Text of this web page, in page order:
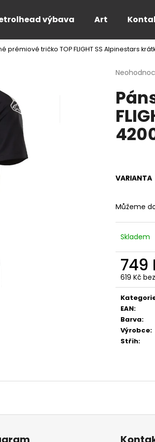
výbava Art
prémiové tričko TOP FLIGHT SS Alpinestars
Průměrné
produktu
je
0,0
hvězdiček.
VARIANTA
Můžeme
Skladem
749
619 Kč
Měrná
cena:
EAN:
Barva:
Výrobce:
Střih:
Co potřebujete najít?